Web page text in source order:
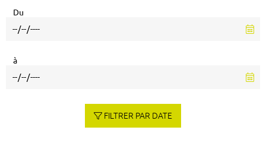
Du
à
FILTRER PAR DATE